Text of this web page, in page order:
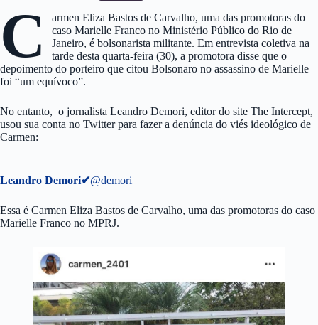
C
armen Eliza Bastos de Carvalho, uma das promotoras do
caso Marielle Franco no Ministério Público do Rio de
Janeiro, é bolsonarista militante. Em entrevista coletiva na
tarde desta quarta-feira (30), a promotora disse que o
depoimento do porteiro que citou Bolsonaro no assassino de Marielle
foi “um equívoco”.
No entanto, o jornalista Leandro Demori, editor do site The Intercept,
usou sua conta no Twitter para fazer a denúncia do viés ideológico de
Carmen:
Leandro Demori✔@demori
Essa é Carmen Eliza Bastos de Carvalho, uma das promotoras do caso
Marielle Franco no MPRJ.